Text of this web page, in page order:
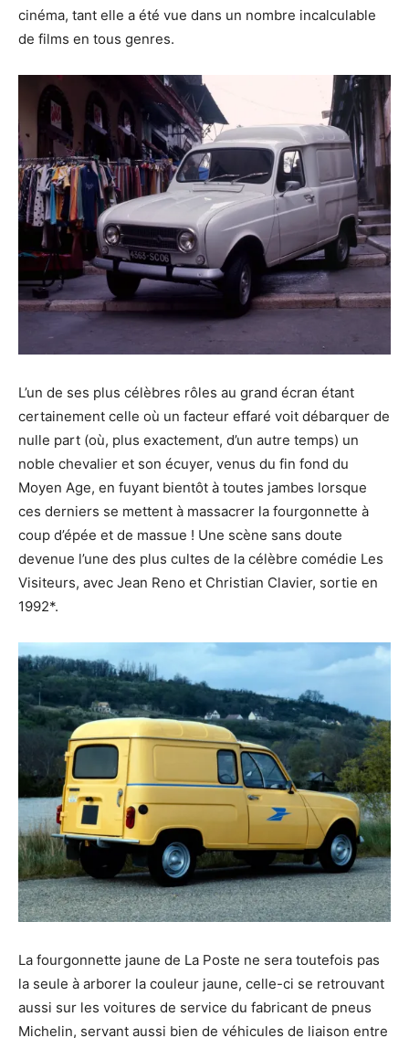
cinéma, tant elle a été vue dans un nombre incalculable
de films en tous genres.
L’un de ses plus célèbres rôles au grand écran étant
certainement celle où un facteur effaré voit débarquer de
nulle part (où, plus exactement, d’un autre temps) un
noble chevalier et son écuyer, venus du fin fond du
Moyen Age, en fuyant bientôt à toutes jambes lorsque
ces derniers se mettent à massacrer la fourgonnette à
coup d’épée et de massue ! Une scène sans doute
devenue l’une des plus cultes de la célèbre comédie Les
Visiteurs, avec Jean Reno et Christian Clavier, sortie en
1992*.
La fourgonnette jaune de La Poste ne sera toutefois pas
la seule à arborer la couleur jaune, celle-ci se retrouvant
aussi sur les voitures de service du fabricant de pneus
Michelin, servant aussi bien de véhicules de liaison entre